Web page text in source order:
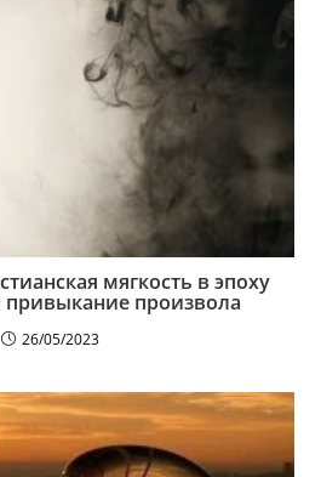
мягкость в эпоху
произвола
26/05/2023